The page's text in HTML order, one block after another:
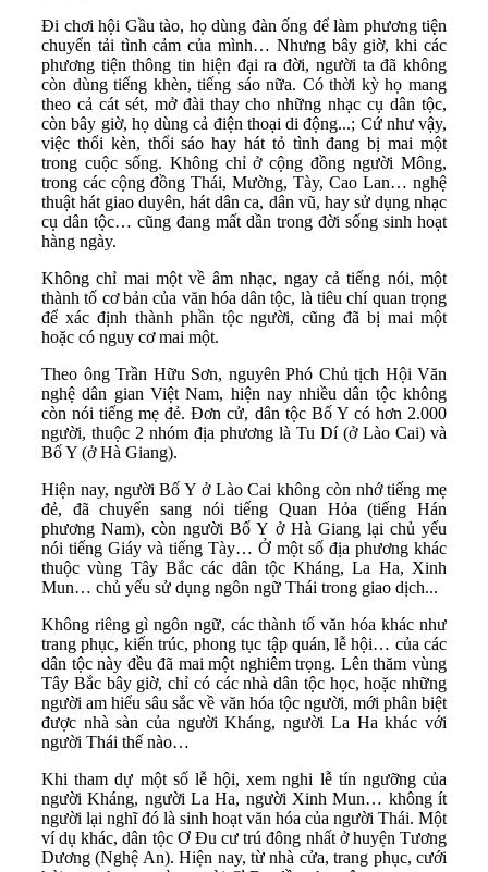
Đi chơi hội Gầu tào, họ dùng đàn ống để làm phương tiện
chuyển tải tình cảm của mình… Nhưng bây giờ, khi các
phương tiện thông tin hiện đại ra đời, người ta đã không
còn dùng tiếng khèn, tiếng sáo nữa. Có thời kỳ họ mang
theo cả cát sét, mở đài thay cho những nhạc cụ dân tộc,
còn bây giờ, họ dùng cả điện thoại di động...; Cứ như vậy,
việc thổi kèn, thổi sáo hay hát tỏ tình đang bị mai một
trong cuộc sống. Không chỉ ở cộng đồng người Mông,
trong các cộng đồng Thái, Mường, Tày, Cao Lan… nghệ
thuật hát giao duyên, hát dân ca, dân vũ, hay sử dụng nhạc
cụ dân tộc… cũng đang mất dần trong đời sống sinh hoạt
hàng ngày.
Không chỉ mai một về âm nhạc, ngay cả tiếng nói, một
thành tố cơ bản của văn hóa dân tộc, là tiêu chí quan trọng
để xác định thành phần tộc người, cũng đã bị mai một
hoặc có nguy cơ mai một.
Theo ông Trần Hữu Sơn, nguyên Phó Chủ tịch Hội Văn
nghệ dân gian Việt Nam, hiện nay nhiều dân tộc không
còn nói tiếng mẹ đẻ. Đơn cử, dân tộc Bố Y có hơn 2.000
người, thuộc 2 nhóm địa phương là Tu Dí (ở Lào Cai) và
Bố Y (ở Hà Giang).
Hiện nay, người Bố Y ở Lào Cai không còn nhớ tiếng mẹ
đẻ, đã chuyển sang nói tiếng Quan Hỏa (tiếng Hán
phương Nam), còn người Bố Y ở Hà Giang lại chủ yếu
nói tiếng Giáy và tiếng Tày… Ở một số địa phương khác
thuộc vùng Tây Bắc các dân tộc Kháng, La Ha, Xinh
Mun… chủ yếu sử dụng ngôn ngữ Thái trong giao dịch...
Không riêng gì ngôn ngữ, các thành tố văn hóa khác như
trang phục, kiến trúc, phong tục tập quán, lễ hội… của các
dân tộc này đều đã mai một nghiêm trọng. Lên thăm vùng
Tây Bắc bây giờ, chỉ có các nhà dân tộc học, hoặc những
người am hiểu sâu sắc về văn hóa tộc người, mới phân biệt
được nhà sàn của người Kháng, người La Ha khác với
người Thái thế nào…
Khi tham dự một số lễ hội, xem nghi lễ tín ngưỡng của
người Kháng, người La Ha, người Xinh Mun… không ít
người lại nghĩ đó là sinh hoạt văn hóa của người Thái. Một
ví dụ khác, dân tộc Ơ Đu cư trú đông nhất ở huyện Tương
Dương (Nghệ An). Hiện nay, từ nhà cửa, trang phục, cưới